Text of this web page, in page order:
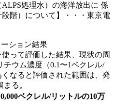
ALPS処理水）の海洋放出に 係
階）について】・・・東京電
ション結果
って評価した結果、現状の周
ウム濃度（0.1〜1ベクレル/
なると評価された範囲は、発
る。
ベクレル/リットルの10万